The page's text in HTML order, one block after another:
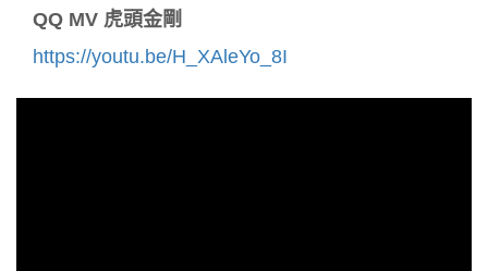
QQ MV 虎頭金剛
https://youtu.be/H_XAleYo_8I